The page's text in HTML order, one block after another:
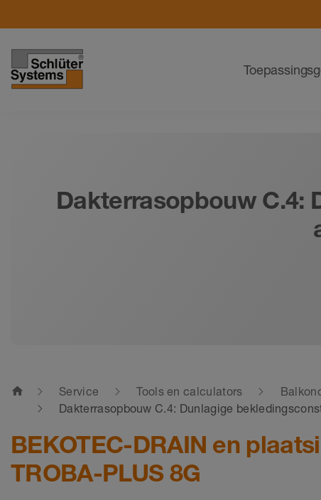
Dakterrasopbouw C.4:
home Service Tools en calculators
Dakterrasopbouw C.4: Dunlagige
BEKOTEC-DRAIN en
TROBA-PLUS 8G